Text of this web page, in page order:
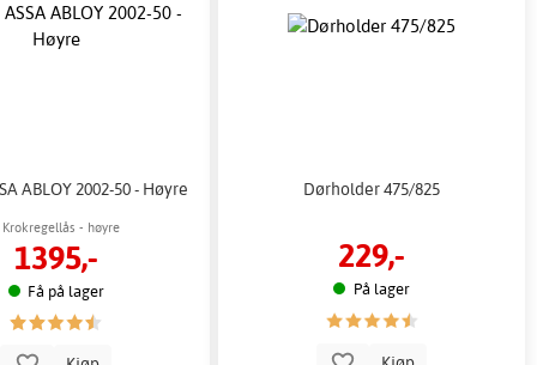
ABLOY 2002-50 - Høyre
Krokregellås - høyre
1395,-
Få på lager
Dørholder 475/825
229,-
På lager